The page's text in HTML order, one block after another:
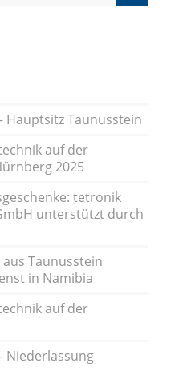
Hauptsitz Taunusstein
auf der
2025
tetronik
unterstützt durch
Taunusstein
in Namibia
auf der
Niederlassung